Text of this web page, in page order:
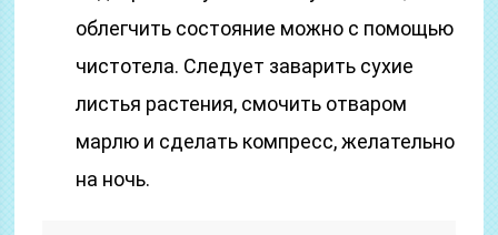
облегчить состояние можно с помощью
чистотела. Следует заварить сухие
листья растения, смочить отваром
марлю и сделать компресс, желательно
на ночь.